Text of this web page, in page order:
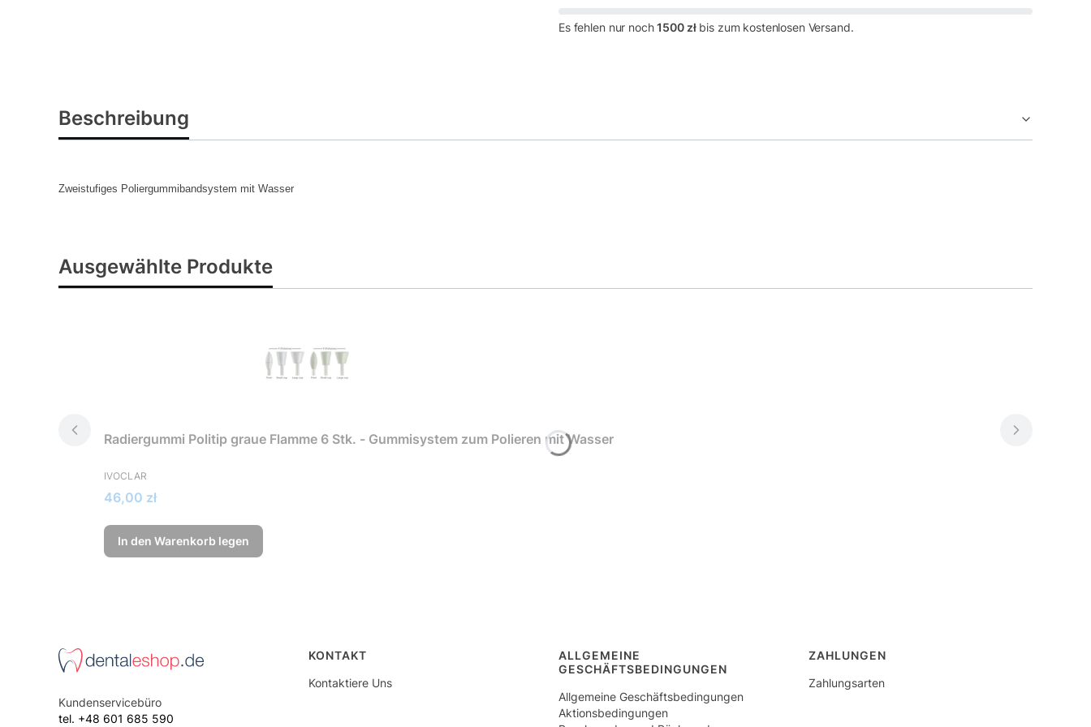
Es fehlen nur noch1500 złbis zum kostenlosen Versand.
Beschreibung
Zweistufiges Poliergummibandsystem mit Wasser
Ausgewählte Produkte
Radiergummi Politip graue Flamme 6 Stk. - Gummisystem zum Polieren mit Wasser
HERSTELLER
IVOCLAR
Preis
46,00 zł
In den Warenkorb legen
Kundenservicebüro
tel. +48 601 685 590
Fußzeilenmenü
KONTAKT
Kontaktiere Uns
ALLGEMEINE
GESCHÄFTSBEDINGUNGEN
Allgemeine Geschäftsbedingungen
Aktionsbedingungen
ZAHLUNGEN
Zahlungsarten